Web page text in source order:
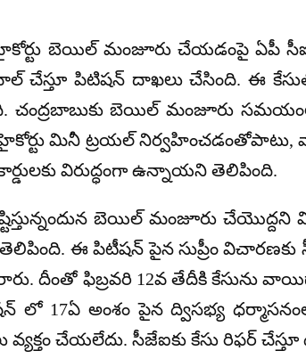
బెయిల్‌ మంజూరు చేయడంపై ఏపీ
చేస్తూ పిటిషన్‌ దాఖలు చేసింది. ఈ కేసుతో
చంద్రబాబుకు బెయిల్ మంజూరు
మినీ ట్రయల్‌
విరుద్ధంగా ఉన్నాయని తెలిపింది.
బెయిల్‌ మంజూరు
తెలిపింది. ఈ పిటీషన్ పైన సుప్రీం
ఫిబ్రవరి 12వ తేదీకి కేసును వాయిదా
లో 17ఏ అంశం పైన ద్విసభ్య
చేయలేదు. సీజేఐకు కేసు రిఫర్ చేస్తూ